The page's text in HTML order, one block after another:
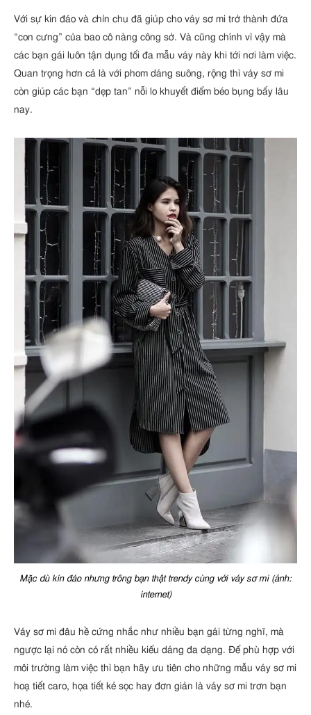
Với sự kín đáo và chỉn chu đã giúp cho váy sơ mi trở thành đứa
“con cưng” của bao cô nàng công sở. Và cũng chính vì vậy mà
các bạn gái luôn tận dụng tối đa mẫu váy này khi tới nơi làm việc.
Quan trọng hơn cả là với phom dáng suông, rộng thì váy sơ mi
còn giúp các bạn “dẹp tan” nỗi lo khuyết điểm béo bụng bấy lâu
nay.
Mặc dù kín đáo nhưng trông bạn thật trendy cùng với váy sơ mi (ảnh:
internet)
Váy sơ mi đâu hề cứng nhắc như nhiều bạn gái từng nghĩ, mà
ngược lại nó còn có rất nhiều kiểu dáng đa dạng. Để phù hợp với
môi trường làm việc thì bạn hãy ưu tiên cho những mẫu váy sơ mi
hoạ tiết caro, họa tiết kẻ sọc hay đơn giản là váy sơ mi trơn bạn
nhé.